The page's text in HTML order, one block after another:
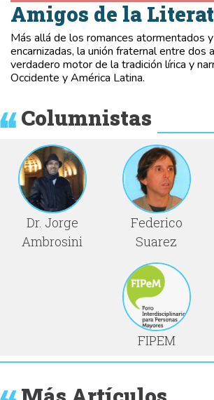
Amigos de la
Más allá de los romances atormentados
encarnizadas, la unión fraternal entre dos
verdadero motor de la tradición lírica y
Occidente y América Latina.
Columnistas
Dr. Jorge
Ambrosini
Federico
Suarez
FIPEM